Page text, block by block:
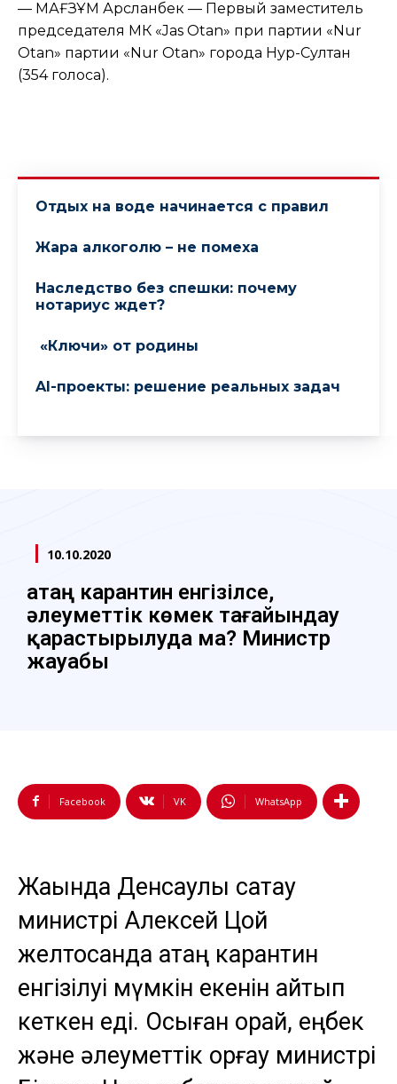
— МАҒЗҰМ Арсланбек — Первый заместитель
председателя МК «Jas Otan» при партии «Nur
Otan» партии «Nur Otan» города Нур-Султан
(354 голоса).
Отдых на воде начинается с правил
Жара алкоголю – не помеха
Наследство без спешки: почему
нотариус ждет?
«Ключи» от родины
AI-проекты: решение реальных задач